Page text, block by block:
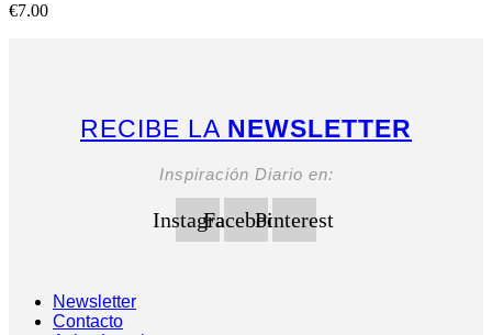
€7.00
RECIBE LA NEWSLETTER
Inspiración Diario en:
InstagramFacebookPinterest
Newsletter
Contacto